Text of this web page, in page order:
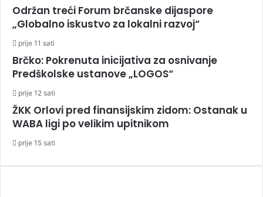
Održan treći Forum brčanske dijaspore
„Globalno iskustvo za lokalni razvoj“
prije 11 sati
Brčko: Pokrenuta inicijativa za osnivanje
Predškolske ustanove „LOGOS“
prije 12 sati
ŽKK Orlovi pred finansijskim zidom: Ostanak u
WABA ligi po velikim upitnikom
prije 15 sati